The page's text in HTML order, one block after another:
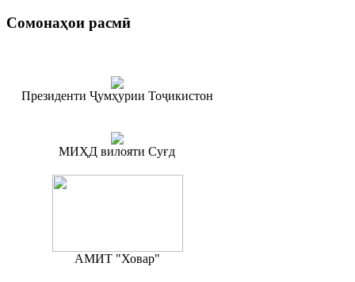
Сомонаҳои расмӣ
Президенти Ҷумҳурии Тоҷикистон
МИҲД вилояти Суғд
АМИТ "Ховар"